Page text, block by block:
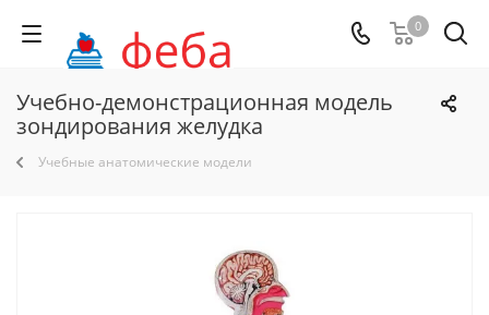
0
Учебно-демонстрационная модель
зондирования желудка
Учебные анатомические модели